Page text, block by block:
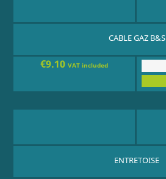
CABLE GAZ B&S
€9.10VAT included
ENTRETOISE